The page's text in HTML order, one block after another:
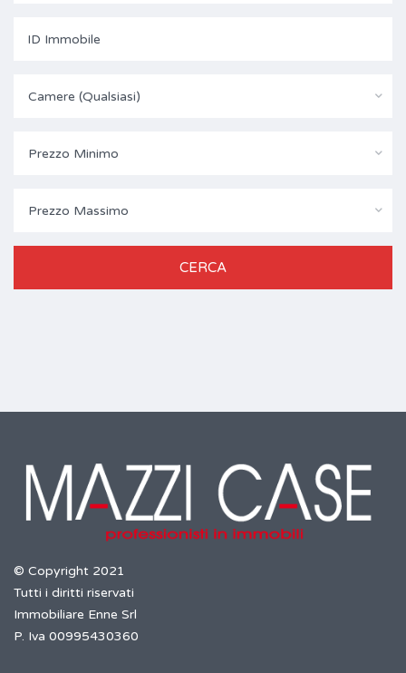
Camere (Qualsiasi)
Prezzo Minimo
Prezzo Massimo
© Copyright 2021
Tutti i diritti riservati
Immobiliare Enne Srl
P. Iva 00995430360